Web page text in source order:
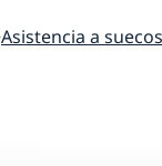
Asistencia a